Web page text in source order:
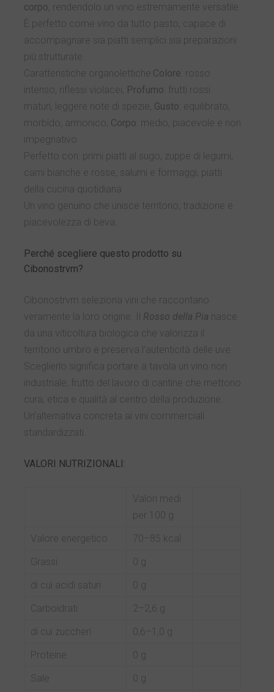
corpo, rendendolo un vino estremamente versatile.
È perfetto come vino da tutto pasto, capace di
accompagnare sia piatti semplici sia preparazioni
più strutturate.
Caratteristiche organolettiche: Colore : rosso
intenso, riflessi violacei, Profumo : frutti rossi
maturi, leggere note di spezie, Gusto : equilibrato,
morbido, armonico, Corpo : medio, piacevole e non
impegnativo
Perfetto con: primi piatti al sugo, zuppe di legumi,
carni bianche e rosse, salumi e formaggi, piatti
della cucina quotidiana
Un vino genuino che unisce territorio, tradizione e
piacevolezza di beva.
Perché scegliere questo prodotto su
Cibonostrvm?
Cibonostrvm seleziona vini che raccontano
veramente la loro origine. Il Rosso della Pia nasce
da una viticoltura biologica che valorizza il
territorio umbro e preserva l’autenticità delle uve.
Sceglierlo significa portare a tavola un vino non
industriale, frutto del lavoro di cantine che mettono
cura, etica e qualità al centro della produzione.
Un’alternativa concreta ai vini commerciali
standardizzati.
VALORI NUTRIZIONALI:
Valori medi
per 100 g
Valore energetico
70–85 kcal
Grassi
0 g
di cui acidi saturi
0 g
Carboidrati
2–2,6 g
di cui zuccheri
0,6–1,0 g
Proteine
0 g
Sale
0 g